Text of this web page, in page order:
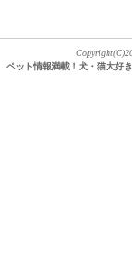
ペット情報満載！犬・猫大好